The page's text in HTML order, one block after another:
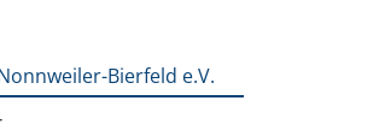
Bierfeld e.V.